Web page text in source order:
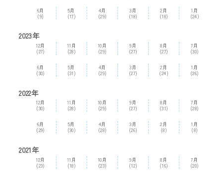
6月
(9)
5月
(17)
4月
(29)
3月
(18)
2月
(18)
1月
(24)
2023年
12月
(27)
11月
(28)
10月
(29)
9月
(27)
8月
(27)
7月
(30)
6月
(30)
5月
(31)
4月
(29)
3月
(27)
2月
(24)
1月
(26)
2022年
12月
(30)
11月
(28)
10月
(29)
9月
(27)
8月
(31)
7月
(28)
6月
(29)
5月
(30)
4月
(28)
3月
(26)
2月
(8)
1月
(8)
2021年
12月
(23)
11月
(18)
10月
(23)
9月
(12)
8月
(16)
7月
(20)